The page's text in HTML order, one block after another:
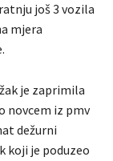
još 3 vozila
mjera
je zaprimila
novcem iz pmv
dežurni
koji je poduzeo